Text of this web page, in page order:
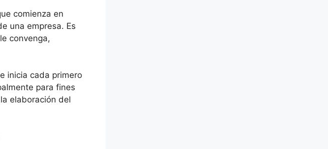
comienza en
una empresa. Es
convenga,
inicia cada primero
para fines
elaboración del